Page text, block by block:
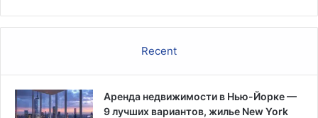
й
н
Recent
Аренда недвижимости в Нью-Йорке —
9 лучших вариантов, жилье New York